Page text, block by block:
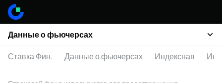
Данные о фьючерсах
Ставка Фин. Данные о фьючерсах Индексная